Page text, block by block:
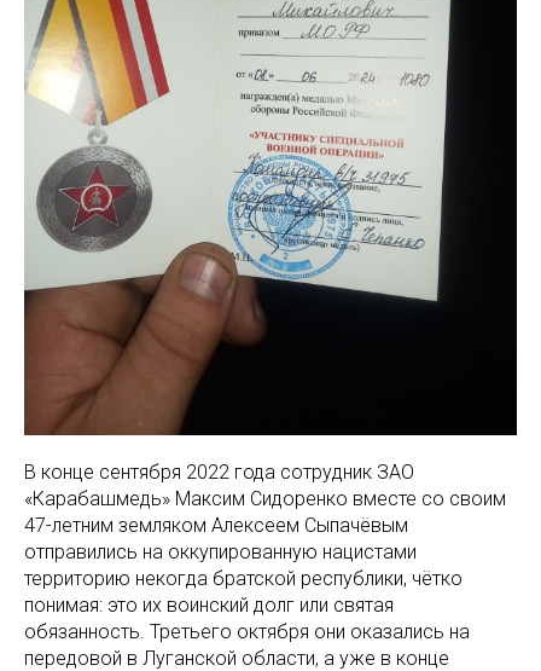
В конце сентября 2022 года сотрудник ЗАО
«Карабашмедь» Максим Сидоренко вместе со своим
47-летним земляком Алексеем Сыпачёвым
отправились на оккупированную нацистами
территорию некогда братской республики, чётко
понимая: это их воинский долг или святая
обязанность. Третьего октября они оказались на
передовой в Луганской области, а уже в конце